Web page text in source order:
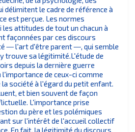
délimitent le cadre de référence à
est perçue. Les normes
les attitudes de tout un chacun à
façonnées par ces discours
― l'art d'être parent ―, qui semble
trouve sa légitimité.L'étude de
depuis la dernière guerre
de ceux-ci comme
société à l'égard du petit enfant.
et bien souvent de façon
L'importance prise
du père et les polémiques
sur l'intérêt de l'accueil collectif
En fait, la légitimité du discours